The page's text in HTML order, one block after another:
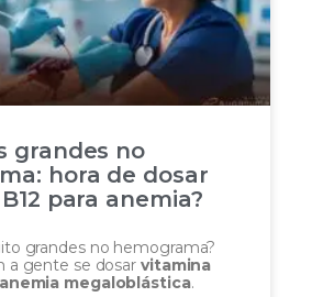
grandes no
hora de dosar
para anemia?
grandes no hemograma?
a gente se dosar vitamina
megaloblástica.